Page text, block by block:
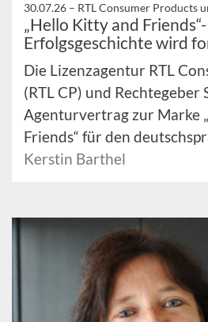
30.07.26 – RTL Consumer Products
„Hello Kitty and Friends“-
Erfolgsgeschichte wird
Die Lizenzagentur RTL
(RTL CP) und
Agenturvertrag zur Marke
Friends“ für den
Kerstin Barthel